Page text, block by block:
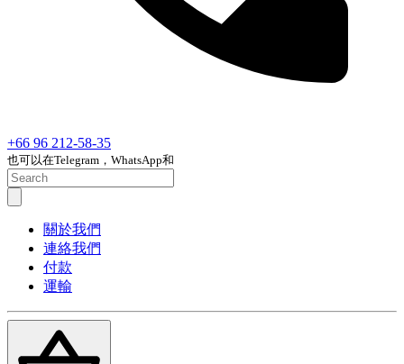
+66 96 212-58-35
也可以在Telegram，WhatsApp和
關於我們
連絡我們
付款
運輸